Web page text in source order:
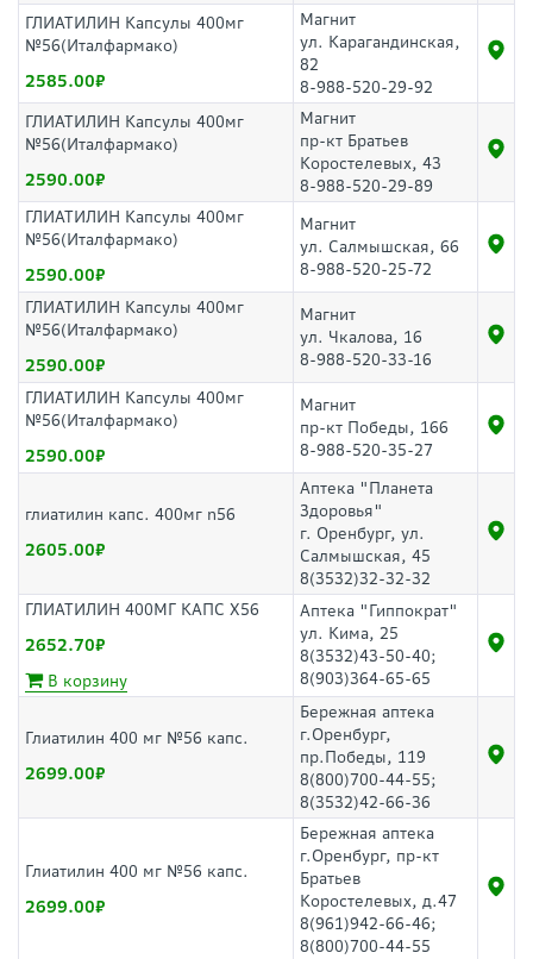
ГЛИАТИЛИН Капсулы 400мг
№56(Италфармако)
2585.00
Магнит
ул. Карагандинская,
82
8-988-520-29-92
ГЛИАТИЛИН Капсулы 400мг
№56(Италфармако)
2590.00
Магнит
пр-кт Братьев
Коростелевых, 43
8-988-520-29-89
ГЛИАТИЛИН Капсулы 400мг
№56(Италфармако)
2590.00
Магнит
ул. Салмышская, 66
8-988-520-25-72
ГЛИАТИЛИН Капсулы 400мг
№56(Италфармако)
2590.00
Магнит
ул. Чкалова, 16
8-988-520-33-16
ГЛИАТИЛИН Капсулы 400мг
№56(Италфармако)
2590.00
Магнит
пр-кт Победы, 166
8-988-520-35-27
глиатилин капс. 400мг n56
2605.00
Аптека "Планета
Здоровья"
г. Оренбург, ул.
Салмышская, 45
8(3532)32-32-32
ГЛИАТИЛИН 400МГ КАПС Х56
2652.70
В корзину
Аптека "Гиппократ"
ул. Кима, 25
8(3532)43-50-40;
8(903)364-65-65
Глиатилин 400 мг №56 капс.
2699.00
Бережная аптека
г.Оренбург,
пр.Победы, 119
8(800)700-44-55;
8(3532)42-66-36
Глиатилин 400 мг №56 капс.
2699.00
Бережная аптека
г.Оренбург, пр-кт
Братьев
Коростелевых, д.47
8(961)942-66-46;
8(800)700-44-55